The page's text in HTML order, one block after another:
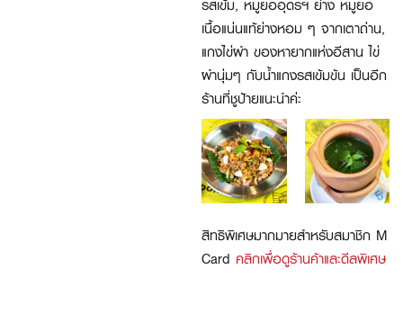
เนื้อแน่นแท้ย่างหอม ๆ จากเตาถ่าน,
แกงไข่ผำ ของหายากแห่งอีสาน ไข่
ผำนุ่มๆ กับน้ำแกงรสเข้มข้น เป็นอีก
ร้านที่ชูป้ายแนะนำค่ะ
สิทธิพิเศษมากมายสำหรับสมาชิก M
Card คลิกเพื่อดูร้านค้าและดีลพิเศษ